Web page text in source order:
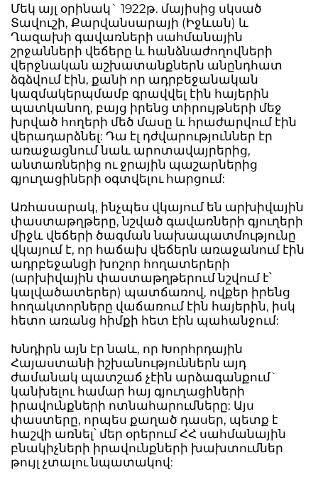
Մեկ այլ օրինակ` 1922թ. մայիսից սկսած
Տավուշի, Քարվանսարայի (Իջևան) և
Ղազախի գավառների սահմանային
շրջանների վեճերը և հանձնաժողովների
վերջնական աշխատանքներն անընդհատ
ձգձվում էին, քանի որ ադրբեջանական
կազմակերպմամբ գրավվել էին հայերին
պատկանող, բայց իրենց տիրույթների մեջ
խրված հողերի մեծ մասը և հրաժարվում էին
վերադարձնել: Դա էլ դժվարություններ էր
առաջացնում նաև արոտավայրերից,
անտառներից ու ջրային պաշարներից
գյուղացիների օգտվելու հարցում:
Առհասարակ, ինչպես վկայում են արխիվային
փաստաթղթերը, նշված գավառների գյուղերի
միջև վեճերի ծագման նախապատմությունը
վկայում է, որ հաճախ վեճերն առաջանում էին
ադրբեջանցի խոշոր հողատերերի
(արխիվային փաստաթղթերում նշվում է՝
կալվածատերեր) պատճառով, ովքեր իրենց
հողակտորները վաճառում էին հայերին, իսկ
հետո առանց հիմքի հետ էին պահանջում:
Խնդիրն այն էր նաև, որ Խորհրդային
Հայաստանի իշխանություններն այդ
ժամանակ պատշաճ չէին արձագանքում`
կանխելու համար հայ գյուղացիների
իրավունքների ոտնահարումները: Այս
փաստերը, որպես քաղած դասեր, պետք է
հաշվի առնել՝ մեր օրերում ՀՀ սահմանային
բնակիչների իրավունքների խախտումներ
թույլ չտալու նպատակով: